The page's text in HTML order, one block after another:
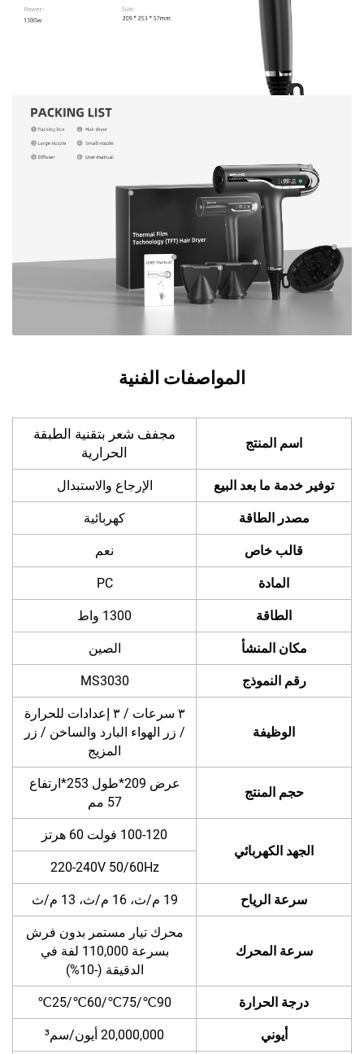
المواصفات الفنية
اسم المنتج
مجفف شعر بتقنية الطبقة
الحرارية
توفير خدمة ما بعد البيع الإرجاع والاستبدال
مصدر الطاقة كهربائية
قالب خاص نعم
المادة PC
الطاقة 1300 واط
مكان المنشأ الصين
رقم النموذج MS3030
الوظيفة
٣ سرعات / ٣ إعدادات للحرارة
/ زر الهواء البارد والساخن / زر
المزيج
حجم المنتج
عرض 209*طول 253*ارتفاع
57 مم
الجهد الكهربائي
100-120 فولت 60 هرتز
220-240V 50/60Hz
سرعة الرياح 19 م/ث، 16 م/ث، 13 م/ث
سرعة المحرك
محرك تيار مستمر بدون فرش
بسرعة 110,000 لفة في
الدقيقة (-10%)
درجة الحرارة 90℃/75℃/60℃/25℃
أيوني 20,000,000 أيون/سم³